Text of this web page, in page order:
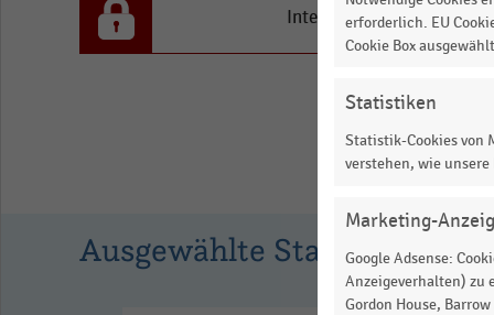
Jahr.
data
table.
Interesse an den
Ausgewählte Statistiken
erforderlich. EU
Cookie Box
Statistiken
Statistik-Cookies von
verstehen, wie
Marketing-
Google Adsense:
Anzeigeverhalten) zu
Gordon House,